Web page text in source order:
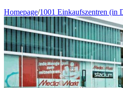
Homepage/1001 Einkaufszentren (in